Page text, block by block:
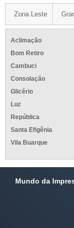
Zona Leste
Aclimação
Bom Retiro
Cambuci
Consolação
Glicério
Luz
República
Santa Efigênia
Vila Buarque
Mundo da